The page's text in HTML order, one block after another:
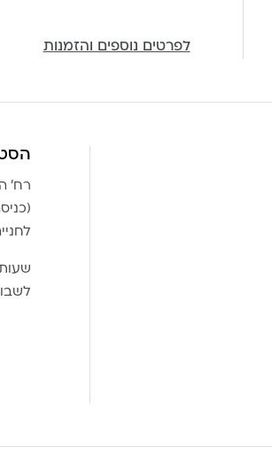
לפרטים נוספים והזמנות
רח׳ החרש